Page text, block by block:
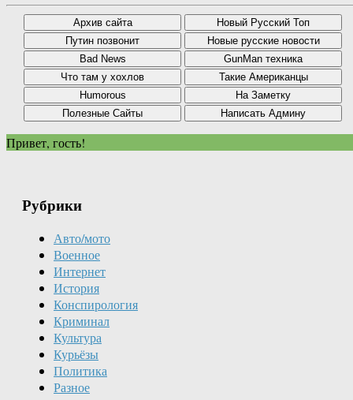
Привет, гость!
Рубрики
Авто/мото
Военное
Интернет
История
Конспирология
Криминал
Культура
Курьёзы
Политика
Разное